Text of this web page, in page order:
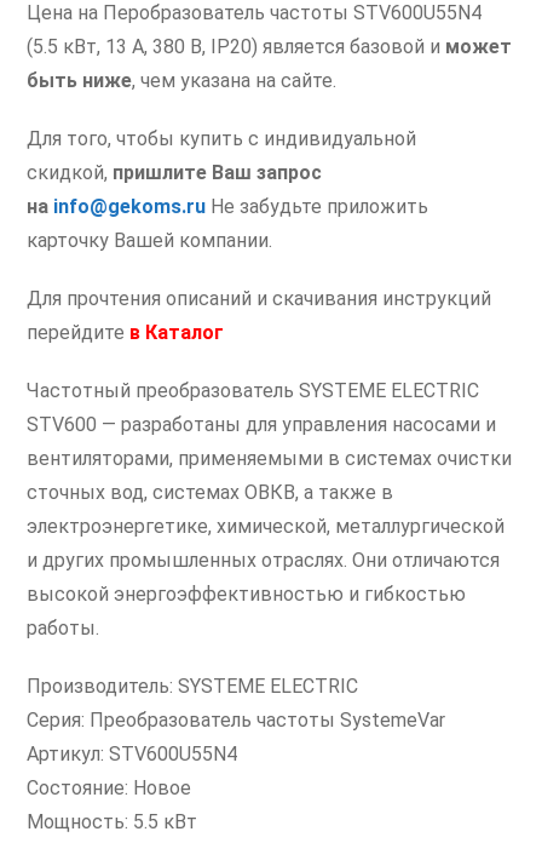
Цена на Перобразователь частоты STV600U55N4
(5.5 кВт, 13 А, 380 В, IP20) является базовой и может
быть ниже, чем указана на сайте.
Для того, чтобы купить с индивидуальной
скидкой, пришлите Ваш запрос
на info@gekoms.ru Не забудьте приложить
карточку Вашей компании.
Для прочтения описаний и скачивания инструкций
перейдите в Каталог
Частотный преобразователь SYSTEME ELECTRIC
STV600 — разработаны для управления насосами и
вентиляторами, применяемыми в системах очистки
сточных вод, системах ОВКВ, а также в
электроэнергетике, химической, металлургической
и других промышленных отраслях. Они отличаются
высокой энергоэффективностью и гибкостью
работы.
Производитель: SYSTEME ELECTRIC
Серия: Преобразователь частоты SystemeVar
Артикул: STV600U55N4
Состояние: Новое
Мощность: 5.5 кВт